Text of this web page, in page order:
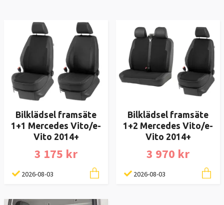
Bilklädsel framsäte
1+1 Mercedes Vito/e-
Vito 2014+
3 175 kr
2026-08-03
Bilklädsel framsäte
1+2 Mercedes Vito/e-
Vito 2014+
3 970 kr
2026-08-03